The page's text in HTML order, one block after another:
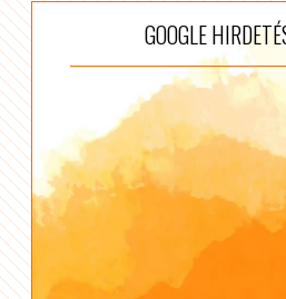
GOOGLE